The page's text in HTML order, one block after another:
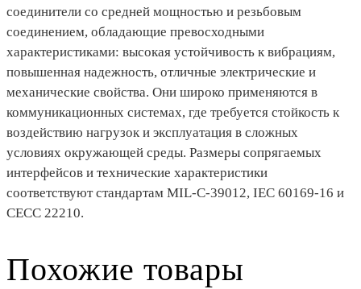
соединители со средней мощностью и резьбовым
соединением, обладающие превосходными
характеристиками: высокая устойчивость к вибрациям,
повышенная надежность, отличные электрические и
механические свойства. Они широко применяются в
коммуникационных системах, где требуется стойкость к
воздействию нагрузок и эксплуатация в сложных
условиях окружающей среды. Размеры сопрягаемых
интерфейсов и технические характеристики
соответствуют стандартам MIL-C-39012, IEC 60169-16 и
CECC 22210.
Похожие товары